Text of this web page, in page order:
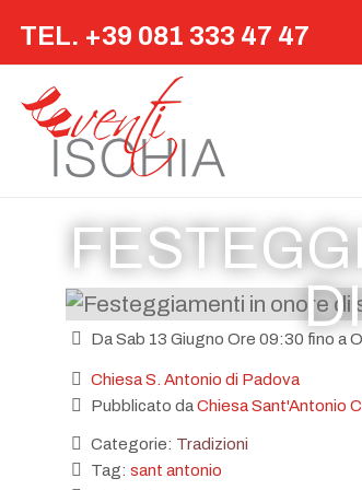
TEL. +39 081 333 47 47
Da Sab 13 Giugno Ore 09:30 fino a
Chiesa S. Antonio di Padova
Pubblicato daChiesa Sant'Antonio
Categorie: Tradizioni
Tag: sant antonio